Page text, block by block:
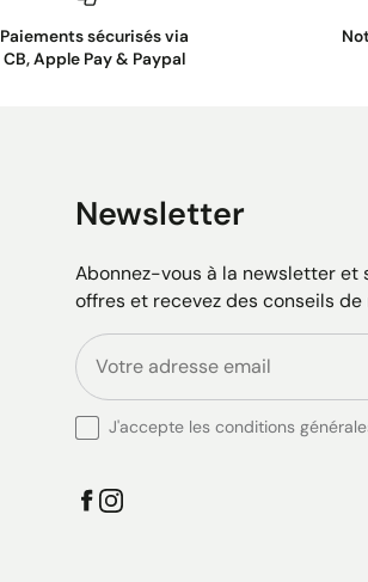
Paiements sécurisés via
CB, Apple Pay & Paypal
Newsletter
Abonnez-vous à la newsletter et
offres et recevez des conseils
J'accepte les conditions